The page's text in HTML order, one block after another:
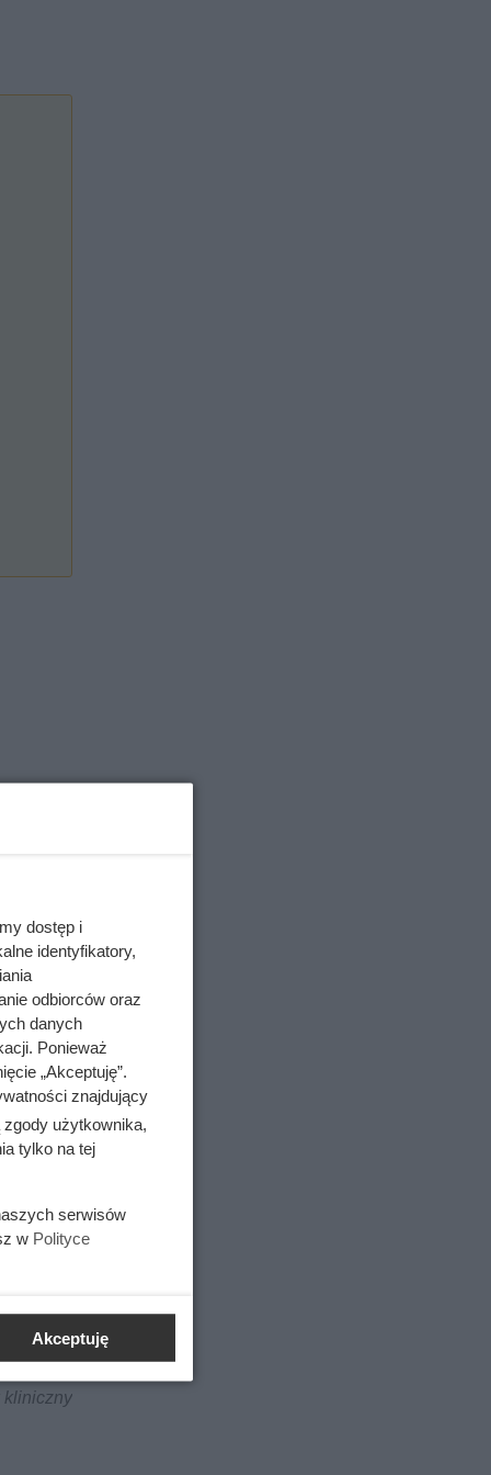
w
kliniczny
dostęp i
identyfikatory,
odbiorców oraz
danych
Ponieważ
„Akceptuję”.
znajdujący
użytkownika,
tylko na tej
serwisów
w Polityce
Akceptuję